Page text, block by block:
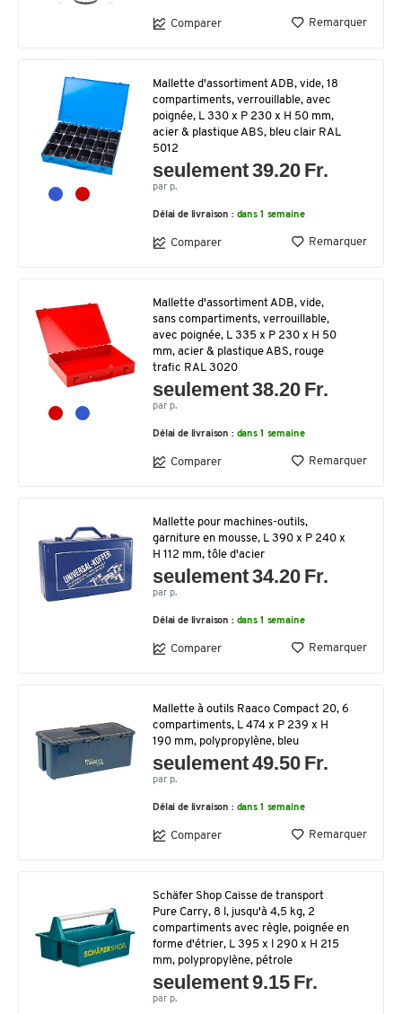
Comparer Remarquer
Mallette d'assortiment ADB, vide, 18
compartiments, verrouillable, avec
poignée, L 330 x P 230 x H 50 mm,
acier & plastique ABS, bleu clair RAL
5012
seulement 39.20 Fr.
par p.
Délai de livraison : dans 1 semaine
Comparer Remarquer
Mallette d'assortiment ADB, vide,
sans compartiments, verrouillable,
avec poignée, L 335 x P 230 x H 50
mm, acier & plastique ABS, rouge
trafic RAL 3020
seulement 38.20 Fr.
par p.
Délai de livraison : dans 1 semaine
Comparer Remarquer
Mallette pour machines-outils,
garniture en mousse, L 390 x P 240 x
H 112 mm, tôle d'acier
seulement 34.20 Fr.
par p.
Délai de livraison : dans 1 semaine
Comparer Remarquer
Mallette à outils Raaco Compact 20, 6
compartiments, L 474 x P 239 x H
190 mm, polypropylène, bleu
seulement 49.50 Fr.
par p.
Délai de livraison : dans 1 semaine
Comparer Remarquer
Schäfer Shop Caisse de transport
Pure Carry, 8 l, jusqu'à 4,5 kg, 2
compartiments avec règle, poignée en
forme d'étrier, L 395 x l 290 x H 215
mm, polypropylène, pétrole
seulement 9.15 Fr.
par p.